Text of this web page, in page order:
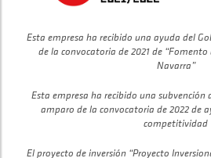
Esta empresa ha recibido una ayuda del
de la convocatoria de 2021 de
Navarra”
Esta empresa ha recibido una subvención
amparo de la convocatoria de 2022 de
competitividad
El proyecto de inversión “Proyecto